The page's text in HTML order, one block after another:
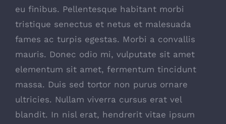
eu finibus. Pellentesque habitant morbi
tristique senectus et netus et malesuada
fames ac turpis egestas. Morbi a convallis
mauris. Donec odio mi, vulputate sit amet
elementum sit amet, fermentum tincidunt
massa. Duis sed tortor non purus ornare
ultricies. Nullam viverra cursus erat vel
blandit. In nisl erat, hendrerit vitae ipsum